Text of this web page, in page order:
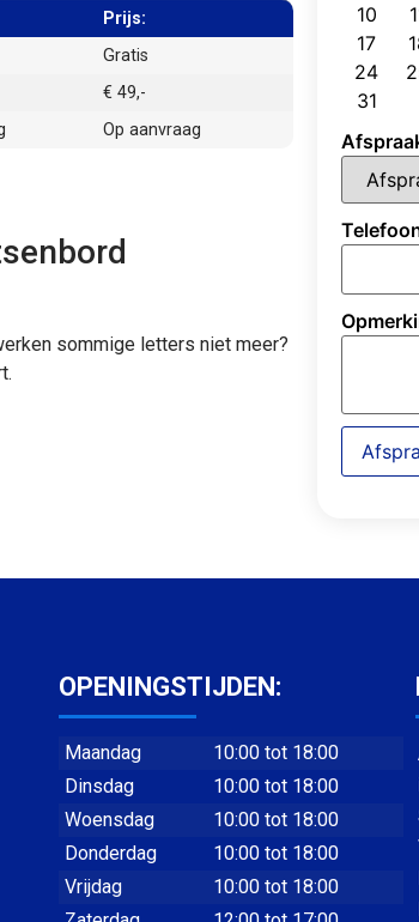
Prijs:
Gratis
€ 49,-
Op aanvraag
sommige letters niet meer?
10
17
24
31
OPENINGSTIJDEN:
Maandag
10:00 tot 18:00
Dinsdag
10:00 tot 18:00
Woensdag
10:00 tot 18:00
Donderdag
10:00 tot 18:00
Vrijdag
10:00 tot 18:00